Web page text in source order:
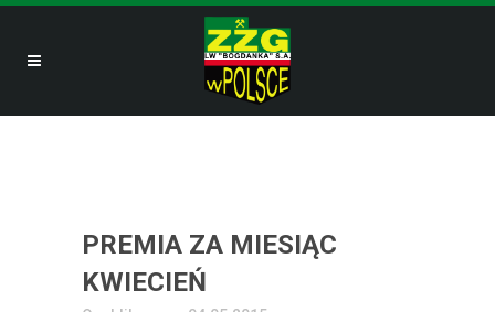
PREMIA ZA MIESIĄC
KWIECIEŃ